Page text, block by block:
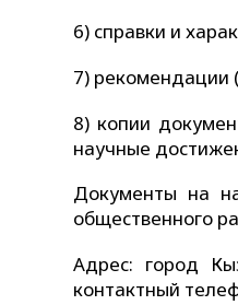
6) справки и
7) рекомендации
8) копии
научные
Документы на
общественного
Адрес: город
контактный